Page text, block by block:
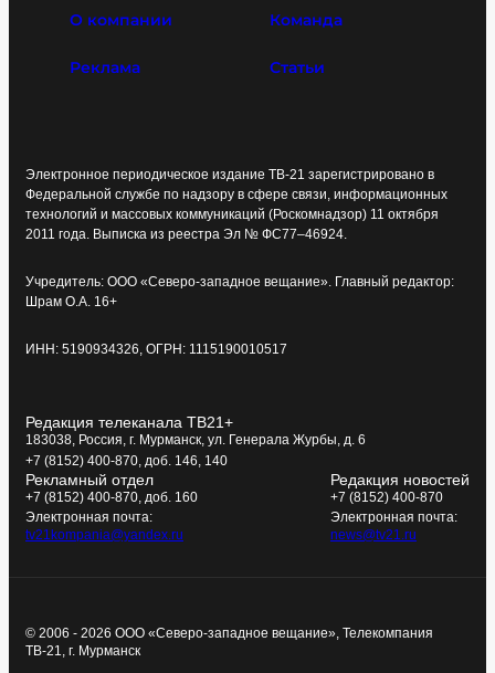
О компании Команда
Реклама Статьи
Электронное периодическое издание ТВ-21 зарегистрировано в
Федеральной службе по надзору в сфере связи, информационных
технологий и массовых коммуникаций (Роскомнадзор) 11 октября
2011 года. Выписка из реестра Эл № ФС77–46924.
Учредитель: ООО «Северо-западное вещание». Главный редактор:
Шрам О.А. 16+
ИНН: 5190934326, ОГРН: 1115190010517
Редакция телеканала ТВ21+
183038, Россия, г. Мурманск, ул. Генерала Журбы, д. 6
+7 (8152) 400-870, доб. 146, 140
Рекламный отдел
+7 (8152) 400-870, доб. 160
Электронная почта:
tv21kompania@yandex.ru
Редакция новостей
+7 (8152) 400-870
Электронная почта:
news@tv21.ru
© 2006 - 2026 ООО «Северо-западное вещание», Телекомпания
ТВ-21, г. Мурманск